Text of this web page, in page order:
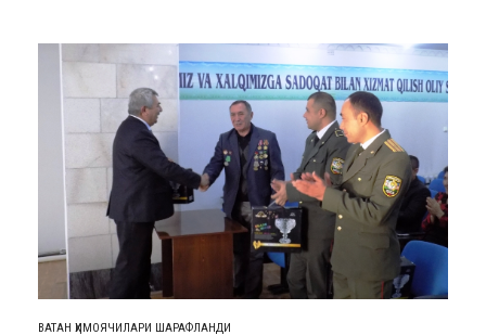
ВАТАН ҲИМОЯЧИЛАРИ ШАРАФЛАНДИ